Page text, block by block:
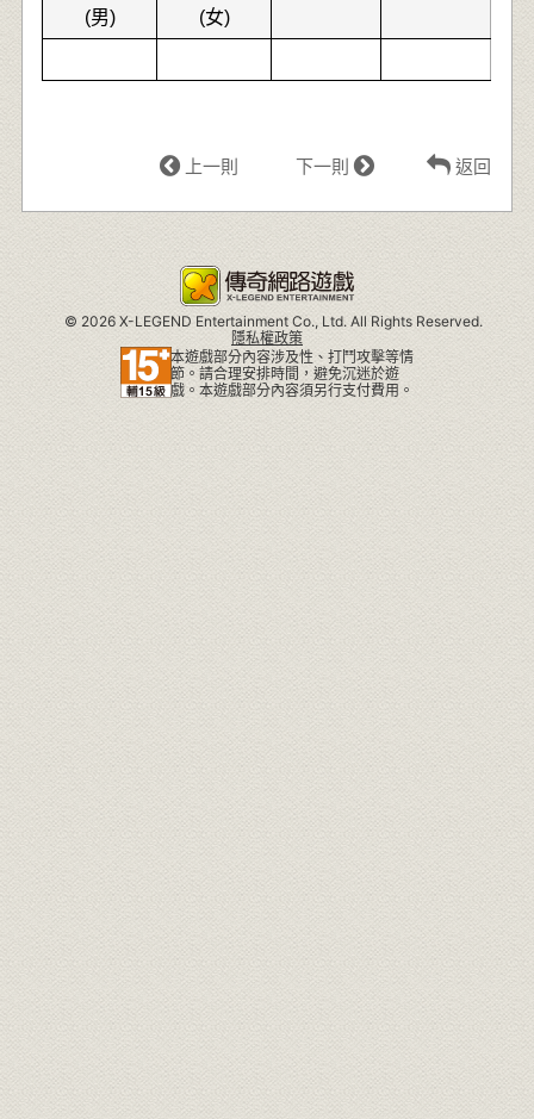
(男)
(女)
上一則 下一則 返回
© 2026 X-LEGEND Entertainment Co., Ltd. All Rights Reserved.
隱私權政策
本遊戲部分內容涉及性、打鬥攻擊等情
節。請合理安排時間，避免沉迷於遊
戲。本遊戲部分內容須另行支付費用。